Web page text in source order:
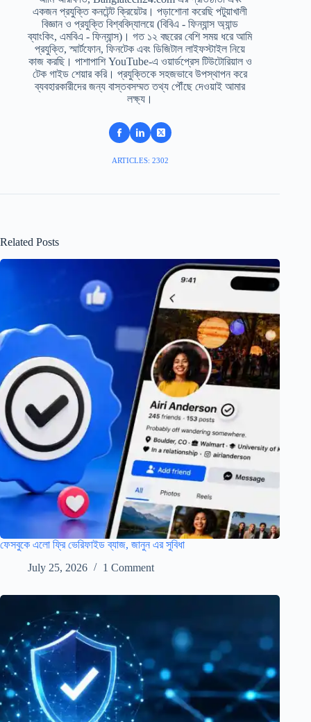
একজন প্রযুক্তি কনটেন্ট ক্রিয়েটর। পড়াশোনা করেছি পটুয়াখালী
বিজ্ঞান ও প্রযুক্তি বিশ্ববিদ্যালয়ে (বিবিএ - ফিন্যান্স অ্যান্ড
ব্যাংকিং, এমবিএ - ফিন্যান্স)। গত ১২ বছরের বেশি সময় ধরে আমি
প্রযুক্তি, স্মার্টফোন, ফিনটেক এবং ডিজিটাল লাইফস্টাইল নিয়ে
কাজ করছি। পাশাপাশি YouTube-এ ওয়ার্ডপ্রেস টিউটোরিয়াল ও
টেক গাইড শেয়ার করি। প্রযুক্তিকে সহজভাবে উপস্থাপন করে
ব্যবহারকারীদের জন্য বাস্তবসম্মত তথ্য পৌঁছে দেওয়াই আমার
লক্ষ্য।
ARTICLES: 2302
Related Posts
ফেসবুকে এলো ফ্রি ভেরিফাইড ব্যাজ, জানুন এর সুবিধা
July 25, 2026
1 Comment